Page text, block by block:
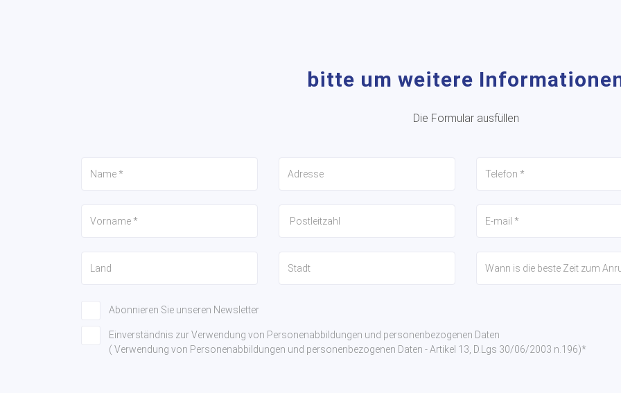
bitte um weitere
Die Formular ausfüllen
Abonnieren Sie unseren Newsletter
Einverständnis zur Verwendung von Personenabbildungen und personenbezogenen Daten
( Verwendung von Personenabbildungen und personenbezogenen Daten - Artikel 13, D.Lgs 30/06/2003 n.196)*